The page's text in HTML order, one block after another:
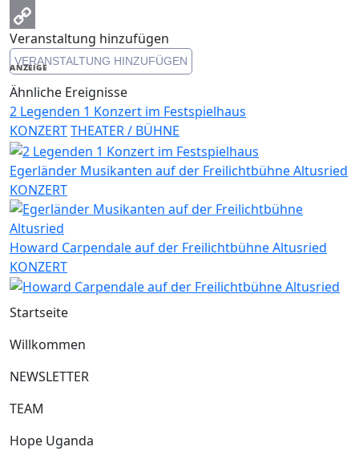
Email
Copy
Link
Veranstaltung hinzufügen
VERANSTALTUNG HINZUFÜGEN
ANZEIGE
Ähnliche Ereignisse
2 Legenden 1 Konzert im Festspielhaus
KONZERTTHEATER / BÜHNE
Egerländer Musikanten auf der Freilichtbühne Altusried
KONZERT
Howard Carpendale auf der Freilichtbühne Altusried
KONZERT
Startseite
Willkommen
NEWSLETTER
TEAM
Hope Uganda